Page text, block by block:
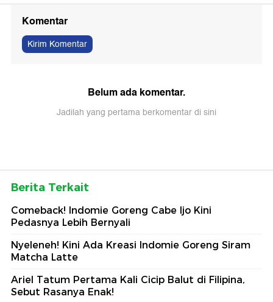
Komentar
Kirim Komentar
Belum ada komentar.
Jadilah yang pertama berkomentar di sini
Berita Terkait
Comeback! Indomie Goreng Cabe Ijo Kini
Pedasnya Lebih Bernyali
Nyeleneh! Kini Ada Kreasi Indomie Goreng Siram
Matcha Latte
Ariel Tatum Pertama Kali Cicip Balut di Filipina,
Sebut Rasanya Enak!